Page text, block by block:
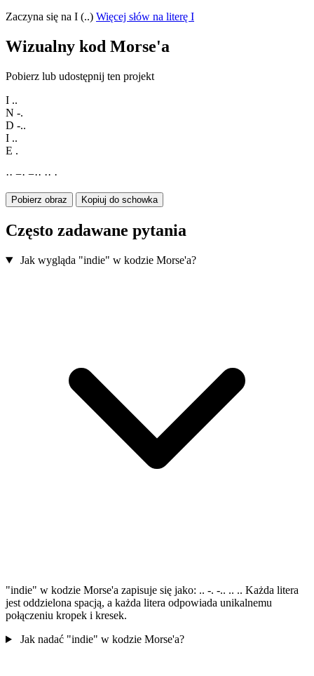
Zaczyna się na I (..) Więcej słów na literę I
Wizualny kod Morse'a
Pobierz lub udostępnij ten projekt
I ..
N -.
D -..
I ..
E .
·· −· −·· ·· ·
Pobierz obraz Kopiuj do schowka
Często zadawane pytania
Jak wygląda "indie" w kodzie Morse'a?
"indie" w kodzie Morse'a zapisuje się jako: .. -. -.. .. .. Każda litera
jest oddzielona spacją, a każda litera odpowiada unikalnemu
połączeniu kropek i kresek.
Jak nadać "indie" w kodzie Morse'a?